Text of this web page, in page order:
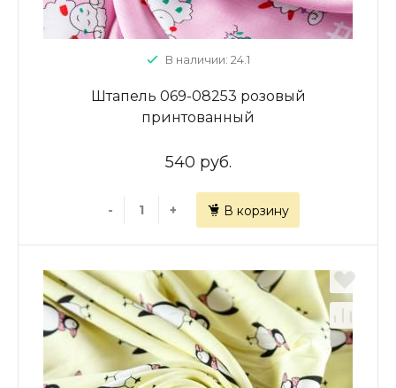
В наличии: 24.1
Штапель 069-08253 розовый
принтованный
540 руб.
- + В корзину